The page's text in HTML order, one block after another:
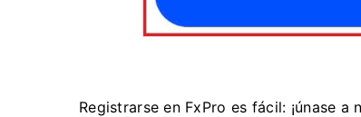
Registrarse en FxPro es fácil: ¡únase a